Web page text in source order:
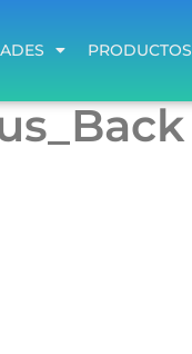
PRODUCTOS
PRODUCTOS